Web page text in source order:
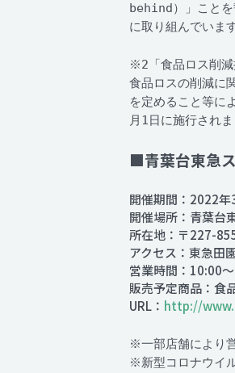
behind）」ことを
に取り組んでいます
※2「食品ロス削
食品ロスの削減に
を定めること等に
月1日に施行されま
■青葉台東急
開催期間：2022
開催場所：青葉台
所在地：〒227-
アクセス：東急田
営業時間：10:00
販売予定商品：食
URL： http://
※一部店舗により
※新型コロナウイ